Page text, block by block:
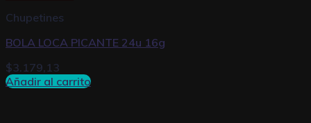
Chupetines
BOLA LOCA PICANTE 24u 16g
$3.179,13
Añadir al carrito